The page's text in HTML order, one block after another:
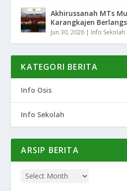
Akhirussanah MTs
Karangkajen
Jun 30, 2026 | Info Sekolah
KATEGORI BERITA
Info Osis
Info Sekolah
ARSIP BERITA